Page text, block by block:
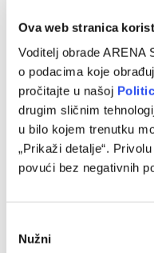
Ova web stranica
Voditelj obrade ARENA
o podacima koje
pročitajte u našoj
drugim sličnim
u bilo kojem trenutku
„Prikaži detalje“.
povući bez negativnih
Selection
Nužni
04/08/2026